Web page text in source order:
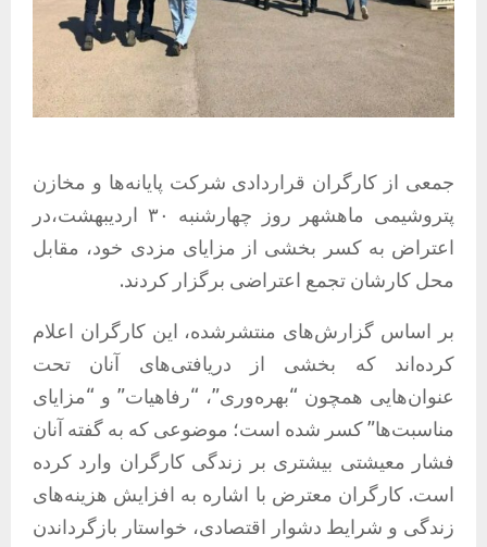
جمعی از کارگران قراردادی شرکت پایانه‌ها و مخازن
پتروشیمی ماهشهر روز چهارشنبه ۳۰ اردیبهشت‌،در
اعتراض به کسر بخشی از مزایای مزدی خود، مقابل
محل کارشان تجمع اعتراضی برگزار کردند.
بر اساس گزارش‌های منتشرشده، این کارگران اعلام
کرده‌اند که بخشی از دریافتی‌های آنان تحت
عنوان‌هایی همچون “بهره‌وری”، “رفاهیات” و “مزایای
مناسبت‌ها” کسر شده است؛ موضوعی که به گفته آنان
فشار معیشتی بیشتری بر زندگی کارگران وارد کرده
است. کارگران معترض با اشاره به افزایش هزینه‌های
زندگی و شرایط دشوار اقتصادی، خواستار بازگرداندن